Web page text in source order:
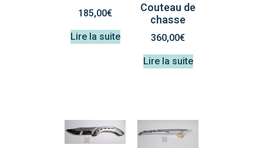
185,00€
Lire la suite
Couteau de
chasse
360,00€
Lire la suite